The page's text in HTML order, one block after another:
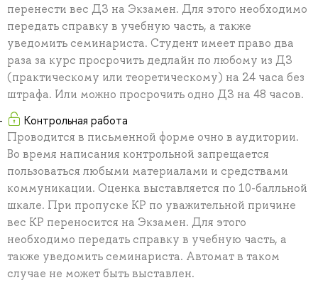
перенести вес ДЗ на Экзамен. Для этого необходимо
передать справку в учебную часть, а также
уведомить семинариста. Студент имеет право два
раза за курс просрочить дедлайн по любому из ДЗ
(практическому или теоретическому) на 24 часа без
штрафа. Или можно просрочить одно ДЗ на 48 часов.
Контрольная работа
Проводится в письменной форме очно в аудитории.
Во время написания контрольной запрещается
пользоваться любыми материалами и средствами
коммуникации. Оценка выставляется по 10-балльной
шкале. При пропуске КР по уважительной причине
вес КР переносится на Экзамен. Для этого
необходимо передать справку в учебную часть, а
также уведомить семинариста. Автомат в таком
случае не может быть выставлен.